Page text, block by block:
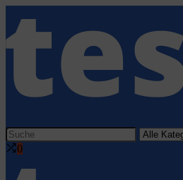
Search
for:0